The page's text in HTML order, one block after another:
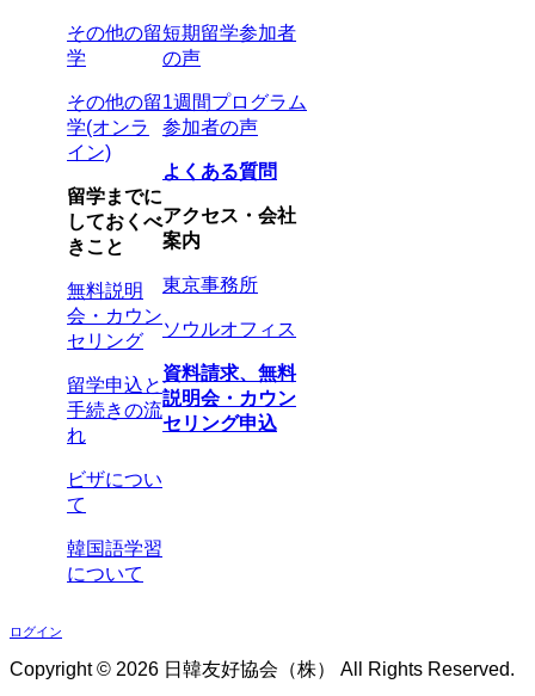
その他の留
学
その他の留
学(オンラ
イン)
留学までに
しておくべ
きこと
無料説明
会・カウン
セリング
留学申込と
手続きの流
れ
ビザについ
て
韓国語学習
について
短期留学参加者
の声
1週間プログラム
参加者の声
よくある質問
アクセス・会社
案内
東京事務所
ソウルオフィス
資料請求、無料
説明会・カウン
セリング申込
ログイン
Copyright © 2026 日韓友好協会（株） All Rights Reserved.